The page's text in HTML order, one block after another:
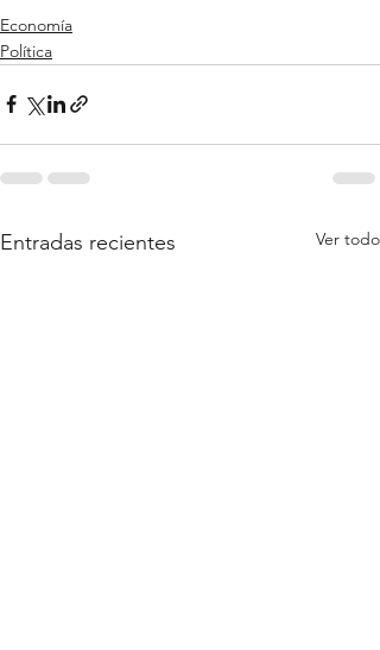
Economía
Política
Entradas recientes Ver todo